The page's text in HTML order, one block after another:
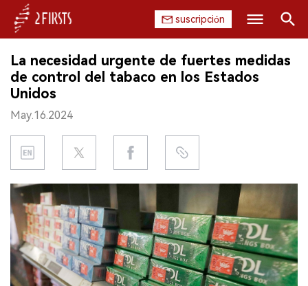
suscripción
INICIO
EMPRESA
PRODUCTO
REGULACIÓN
CHINA
DATOS
EXPOSICIÓN
Buscar
La necesidad urgente de fuertes medidas
de control del tabaco en los Estados
Unidos
May.16.2024